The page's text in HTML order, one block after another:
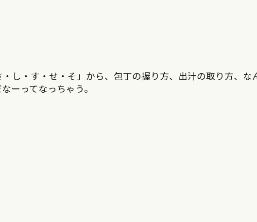
し・す・せ・そ」から、包丁の握り方、出汁の取り方、な
ーってなっちゃう。